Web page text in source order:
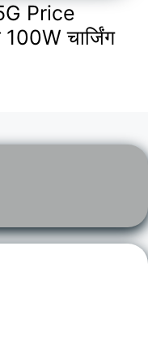
Price
चार्जिंग